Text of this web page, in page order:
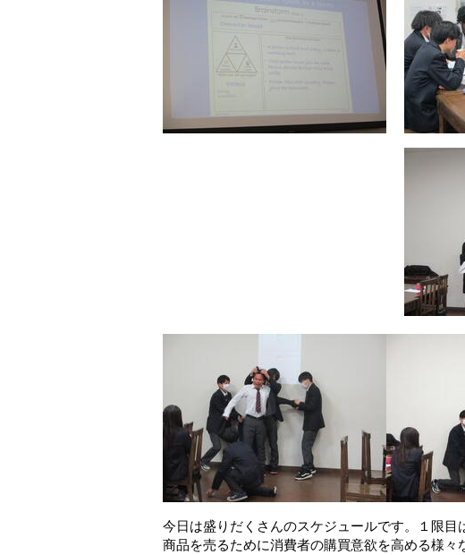
今日は盛りだくさんのスケジュールです。１限目
商品を売るために消費者の購買意欲を高める様